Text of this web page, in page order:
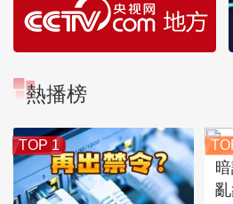
熱播榜
TOP 1